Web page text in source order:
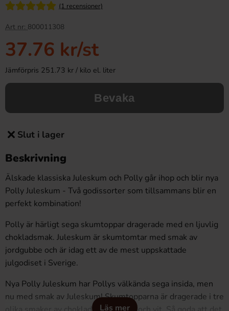
(1 recensioner)
Art nr: 800011308
37.76 kr/st
Jämförpris 251.73 kr / kilo el. liter
Bevaka
Slut i lager
Beskrivning
Älskade klassiska Juleskum och Polly går ihop och blir nya
Polly Juleskum - Två godissorter som tillsammans blir en
perfekt kombination!
Polly är härligt sega skumtoppar dragerade med en ljuvlig
chokladsmak. Juleskum är skumtomtar med smak av
jordgubbe och är idag ett av de mest uppskattade
julgodiset i Sverige.
Nya Polly Juleskum har Pollys välkända sega insida, men
nu med smak av Juleskum! Skumtopparna är dragerade i tre
Läs mer